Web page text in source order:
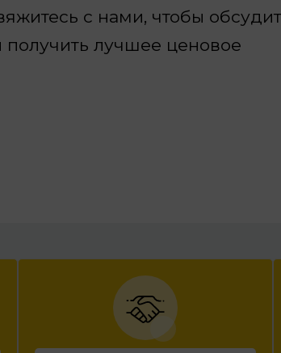
с нами, чтобы
лучшее ценовое